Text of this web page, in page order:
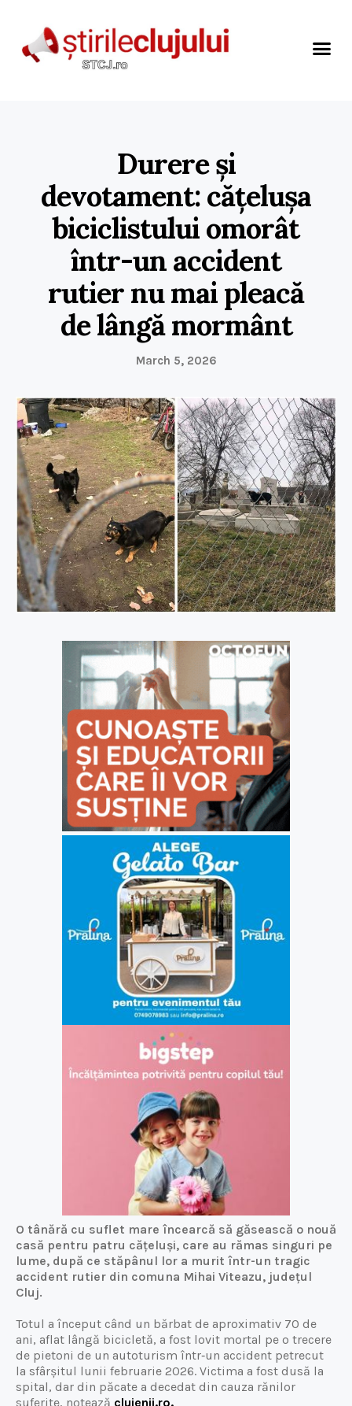
Durere și
devotament: cățelușa
biciclistului omorât
într-un accident
rutier nu mai pleacă
de lângă mormânt
March 5, 2026
O tânără cu suflet mare încearcă să găsească o nouă
casă pentru patru cățeluși, care au rămas singuri pe
lume, după ce stăpânul lor a murit într-un tragic
accident rutier din comuna Mihai Viteazu, județul
Cluj.
Totul a început când un bărbat de aproximativ 70 de
ani, aflat lângă bicicletă, a fost lovit mortal pe o trecere
de pietoni de un autoturism într‑un accident petrecut
la sfârșitul lunii februarie 2026. Victima a fost dusă la
spital, dar din păcate a decedat din cauza rănilor
suferite, notează clujenii.ro.